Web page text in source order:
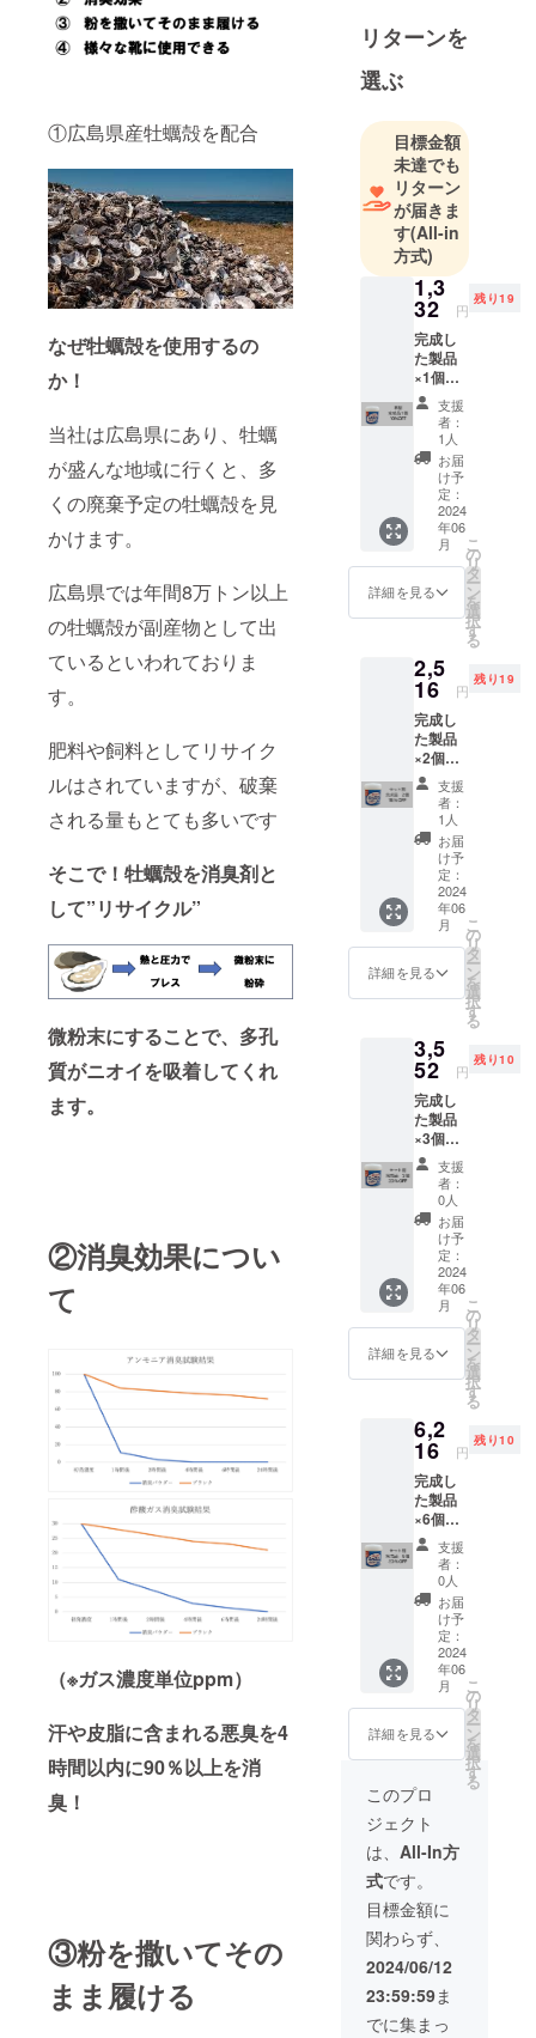
①広島県産牡蠣殻を配合
なぜ牡蠣殻を使用するの
か！
当社は広島県にあり、牡蠣
が盛んな地域に行くと、多
くの廃棄予定の牡蠣殻を見
かけます。
広島県では年間8万トン以上
の牡蠣殻が副産物として出
ているといわれておりま
す。
肥料や飼料としてリサイク
ルはされていますが、破棄
される量もとても多いです
そこで！牡蠣殻を消臭剤と
して”リサイクル”
微粉末にすることで、多孔
質がニオイを吸着してくれ
ます。
②消臭効果につい
て
（※ガス濃度単位ppm）
汗や皮脂に含まれる悪臭を4
時間以内に90％以上を消
臭！
③粉を撒いてその
まま履ける
リターンを
選ぶ
目標金額
未達でも
リターン
が届きま
す(All-in
方式)
1,3
32 円
残り19
完成し
た製品
×1個
【定価
1,480円
10％OF
支援
者：
1人
お届
け予
定：
2024
年06
月
詳細を見る
こ
の
リ
タ
ー
ン
を
選
択
す
る
2,5
16 円
残り19
完成し
た製品
×2個
【定価
2,960円
15％OF
支援
者：
1人
お届
け予
定：
2024
年06
月
詳細を見る
こ
の
リ
タ
ー
ン
を
選
択
す
る
3,5
52 円
残り10
完成し
た製品
×3個
【定価
4,440円
20％OF
支援
者：
0人
お届
け予
定：
2024
年06
月
詳細を見る
こ
の
リ
タ
ー
ン
を
選
択
す
る
6,2
16 円
残り10
完成し
た製品
×6個
【定価
8,880円
30％OF
支援
者：
0人
お届
け予
定：
2024
年06
月
詳細を見る
こ
の
リ
タ
ー
ン
を
選
択
す
る
このプロ
ジェクト
は、 All-In方
式です。
目標金額に
関わらず、
2024/06/12
23:59:59ま
でに集まっ